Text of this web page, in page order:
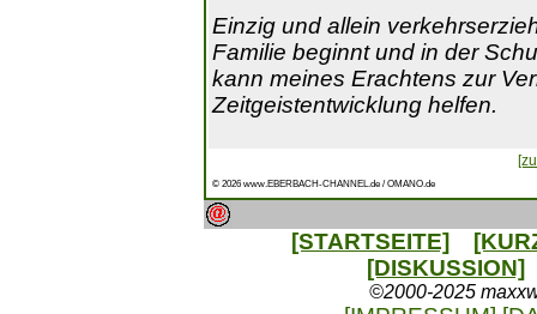
Einzig und allein
Familie beginnt und in der
kann meines Erachtens zur
Zeitgeistentwicklung helfen.
© 2026 www.EBERBACH-CHANNEL.de / OMANO.de
[STARTSEITE]
[DISKUSSION]
©2000-2025